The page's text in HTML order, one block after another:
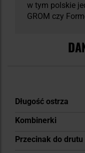
w tym polskie
GROM czy
Więcej
Długość ostrza
Kombinerki
Przecinak do drutu